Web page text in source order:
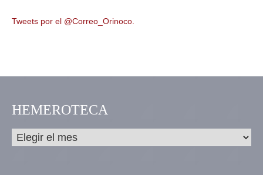
Tweets por el @Correo_Orinoco.
HEMEROTECA